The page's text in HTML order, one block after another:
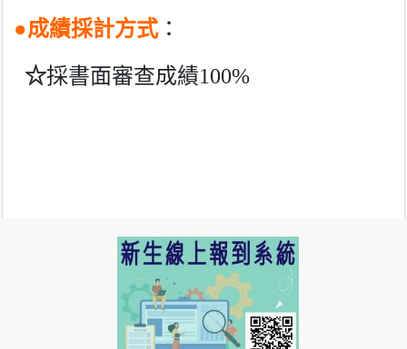
●成績採計方式：
☆採書面審查成績100%